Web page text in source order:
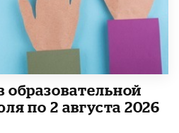
по 2 августа 2026